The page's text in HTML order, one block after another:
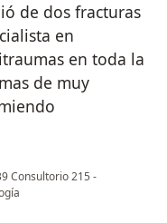
de dos fracturas
en
en toda la
de muy
Consultorio 215 -